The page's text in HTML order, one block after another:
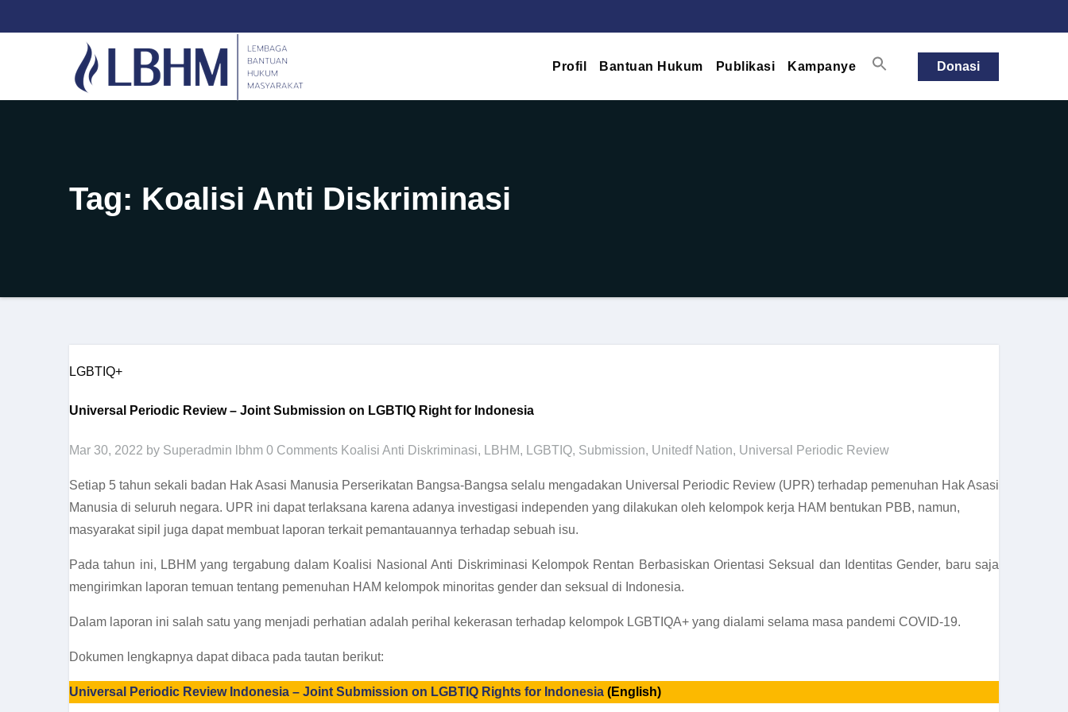
to
Profil
Bantuan Hukum Publikasi Kampanye Donasi
Tag: Koalisi Anti Diskriminasi
LGBTIQ+
Universal Periodic Review – Joint Submission on LGBTIQ Right for Indonesia
Mar 30, 2022 by Superadmin lbhm 0 Comments Koalisi Anti Diskriminasi, LBHM, LGBTIQ, Submission, Unitedf Nation, Universal Periodic Review
Setiap 5 tahun sekali badan Hak Asasi Manusia Perserikatan Bangsa-Bangsa selalu mengadakan Universal Periodic Review (UPR) terhadap pemenuhan Hak Asasi
Manusia di seluruh negara. UPR ini dapat terlaksana karena adanya investigasi independen yang dilakukan oleh kelompok kerja HAM bentukan PBB, namun,
masyarakat sipil juga dapat membuat laporan terkait pemantauannya terhadap sebuah isu.
Pada tahun ini, LBHM yang tergabung dalam Koalisi Nasional Anti Diskriminasi Kelompok Rentan Berbasiskan Orientasi Seksual dan Identitas Gender, baru saja
mengirimkan laporan temuan tentang pemenuhan HAM kelompok minoritas gender dan seksual di Indonesia.
Dalam laporan ini salah satu yang menjadi perhatian adalah perihal kekerasan terhadap kelompok LGBTIQA+ yang dialami selama masa pandemi COVID-19.
Dokumen lengkapnya dapat dibaca pada tautan berikut:
Universal Periodic Review Indonesia – Joint Submission on LGBTIQ Rights for Indonesia (English)